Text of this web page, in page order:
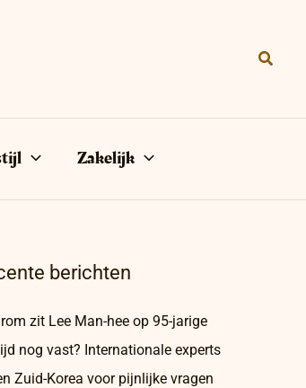
Zakelijk
berichten
zit Lee Man-hee op 95-jarige
nog vast? Internationale experts
Zuid-Korea voor pijnlijke vragen